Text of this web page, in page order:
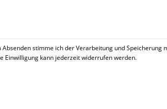
Absenden stimme ich der Verarbeitung und
Einwilligung kann jederzeit widerrufen werden.